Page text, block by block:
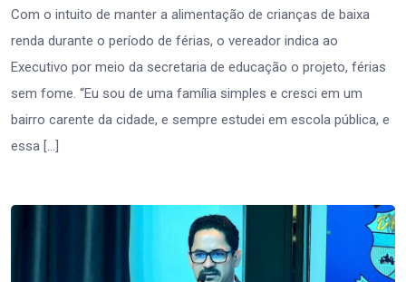
Com o intuito de manter a alimentação de crianças de baixa
renda durante o período de férias, o vereador indica ao
Executivo por meio da secretaria de educação o projeto, férias
sem fome. “Eu sou de uma família simples e cresci em um
bairro carente da cidade, e sempre estudei em escola pública, e
essa […]